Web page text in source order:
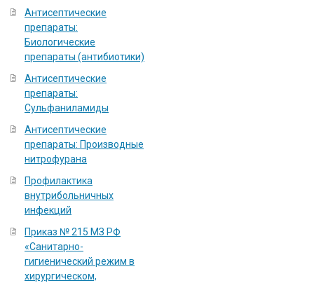
Антисептические
препараты:
Биологические
препараты (антибиотики)
Антисептические
препараты:
Сульфаниламиды
Антисептические
препараты: Производные
нитрофурана
Профилактика
внутрибольничных
инфекций
Приказ № 215 МЗ РФ
«Санитарно-
гигиенический режим в
хирургическом,